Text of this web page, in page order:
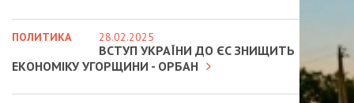
ПОЛИТИКА 28.02.2025
ВСТУП УКРАЇНИ ДО ЄС ЗНИЩИТЬ
ЕКОНОМІКУ УГОРЩИНИ - ОРБАН